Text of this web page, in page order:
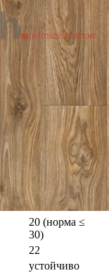
20 (норма ≤
30)
22
устойчиво